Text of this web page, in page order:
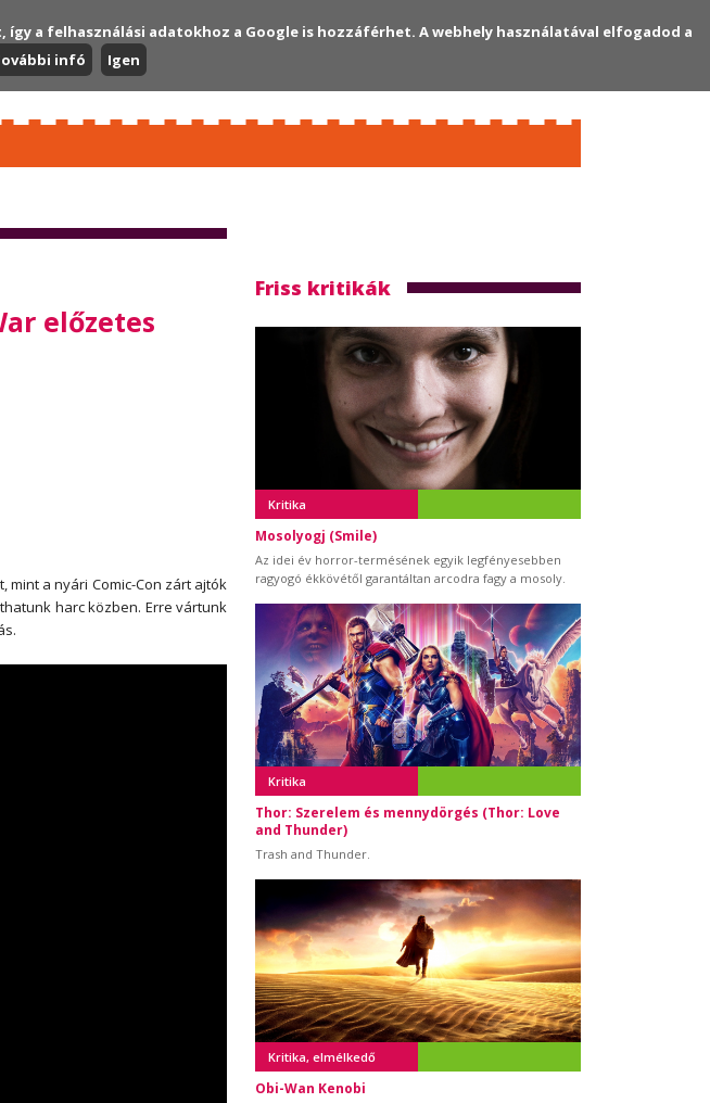
Bejelentkezés
előzetes
mint a nyári Comic-Con zárt ajtók
harc közben. Erre vártunk
Friss kritikák
Kritika
Mosolyogj (Smile)
Az idei év horror-termésének egyik legfényesebben
ragyogó ékkövétől garantáltan arcodra fagy a mosoly.
Kritika
Thor: Szerelem és mennydörgés (Thor: Love
and Thunder)
Trash and Thunder.
Kritika, elmélkedő
Obi-Wan Kenobi
a felhasználási adatokhoz a Google is hozzáférhet. A webhely használatával elfogadod a
infó Igen